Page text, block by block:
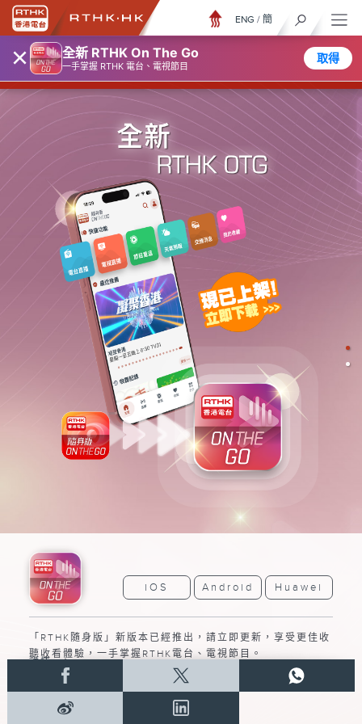
× 全新 RTHK On The Go
一手掌握 RTHK 電台、電視節目
取得
ENG / 簡
隨身版 ON THE GO
♦香港電台隨身版
iOS Android Huawei
「RTHK隨身版」新版本已經推出，請立即更新，享受更佳收
聽收看體驗，一手掌握RTHK電台、電視節目。
詳情 ➝